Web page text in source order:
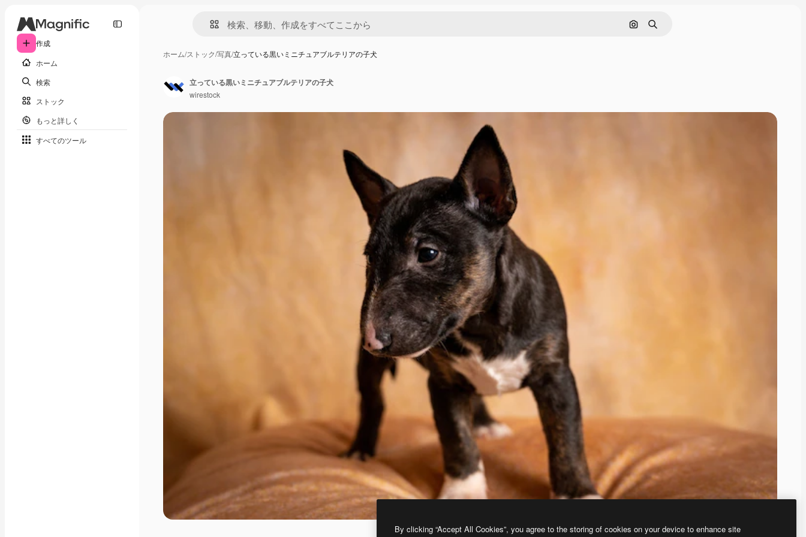
作成
ホーム
検索
ストック
もっと詳しく
すべてのツール
画像で検索
検索
ホーム/ストック/写真/立っている黒いミニチュアブルテリアの子犬
立っている黒いミニチュアブルテリアの子犬
wirestock
By clicking “Accept All Cookies”, you agree to the storing of cookies on your device to enhance site